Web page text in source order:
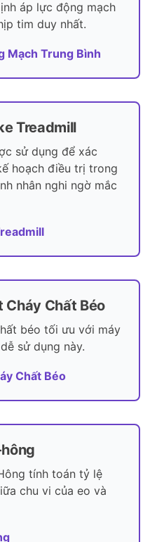
áp lực động mạch
tim duy nhất.
Mạch Trung Bình
Treadmill
sử dụng để xác
hoạch điều trị trong
nhân nghi ngờ mắc
Cháy Chất Béo
béo tối ưu với máy
sử dụng này.
Chất Béo
tính toán tỷ lệ
chu vi của eo và